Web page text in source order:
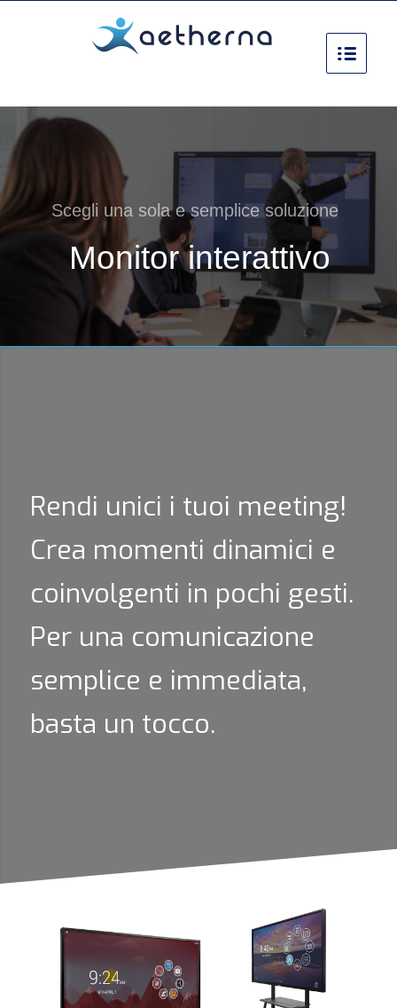
Monitor interattivo
Scegli una sola e semplice soluzione
Rendi unici i tuoi meeting!
Crea momenti dinamici e
coinvolgenti in pochi gesti.
Per una comunicazione
semplice e immediata,
basta un tocco.